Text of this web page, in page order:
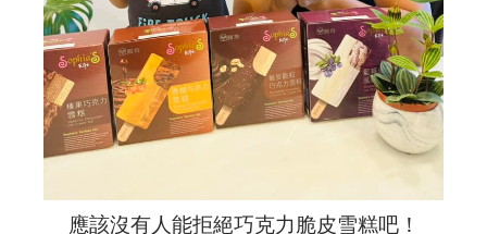
應該沒有人能拒絕巧克力脆皮雪糕吧！